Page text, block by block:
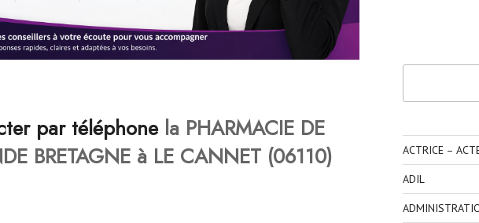
par téléphonela PHARMACIE DE
BRETAGNE à LE CANNET (06110)
ACTRICE –
ADIL